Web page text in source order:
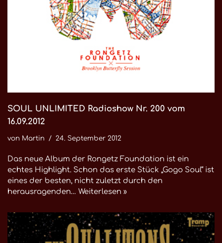
SOUL UNLIMITED Radioshow Nr. 200 vom
16.09.2012
von Martin 24. September 2012
Das neue Album der Rongetz Foundation ist ein
echtes Highlight. Schon das erste Stück „Gogo Soul“ ist
eines der besten, nicht zuletzt durch den
herausragenden… Weiterlesen »